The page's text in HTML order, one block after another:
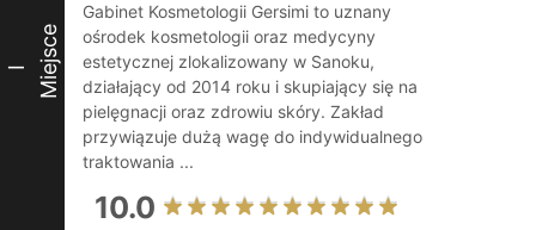
I Miejsce
Gabinet Kosmetologii Gersimi to uznany
ośrodek kosmetologii oraz medycyny
estetycznej zlokalizowany w Sanoku,
działający od 2014 roku i skupiający się na
pielęgnacji oraz zdrowiu skóry. Zakład
przywiązuje dużą wagę do indywidualnego
traktowania ...
10.0